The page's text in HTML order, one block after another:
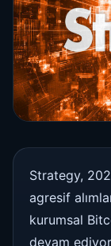
Strategy,
agresif
kurumsal
devam